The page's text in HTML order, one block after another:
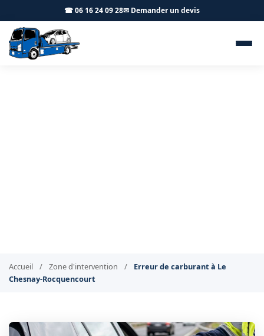
☎ 06 16 24 09 28✉ Demander un devis
Accueil / Zone d'intervention /
Erreur de carburant à Le
Chesnay-Rocquencourt